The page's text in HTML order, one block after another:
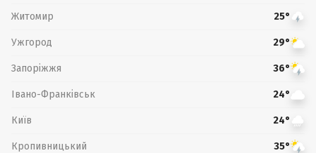
Житомир 25°
Ужгород 29°
Запоріжжя 36°
Івано-Франківськ 24°
Київ 24°
Кропивницький 35°